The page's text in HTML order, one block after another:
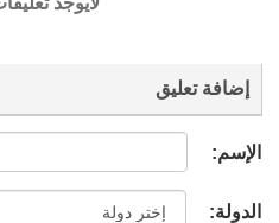
إضافة تعليق
الإسم:
الدولة: